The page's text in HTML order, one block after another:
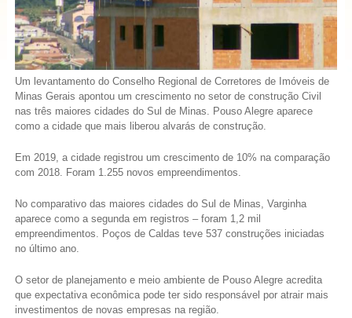
Um levantamento do Conselho Regional de Corretores de Imóveis de
Minas Gerais apontou um crescimento no setor de construção Civil
nas três maiores cidades do Sul de Minas. Pouso Alegre aparece
como a cidade que mais liberou alvarás de construção.
Em 2019, a cidade registrou um crescimento de 10% na comparação
com 2018. Foram 1.255 novos empreendimentos.
No comparativo das maiores cidades do Sul de Minas, Varginha
aparece como a segunda em registros – foram 1,2 mil
empreendimentos. Poços de Caldas teve 537 construções iniciadas
no último ano.
O setor de planejamento e meio ambiente de Pouso Alegre acredita
que expectativa econômica pode ter sido responsável por atrair mais
investimentos de novas empresas na região.